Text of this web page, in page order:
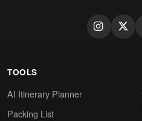
TOOLS
AI Itinerary Planner
Packing List